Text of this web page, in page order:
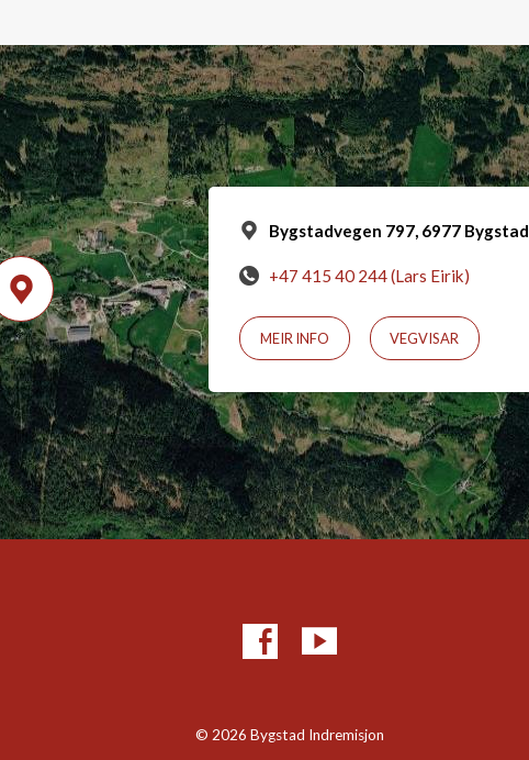
Bygstadvegen 797, 6977 Bygstad
+47 415 40 244 (Lars Eirik)
MEIR INFO VEGVISAR
© 2026 Bygstad Indremisjon